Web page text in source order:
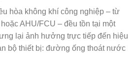
hòa không khí công nghiệp – từ
AHU/FCU – đều tồn tại một
lại ảnh hưởng trực tiếp đến hiệu
bộ thiết bị: đường ống thoát nước